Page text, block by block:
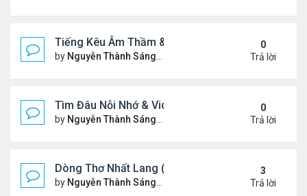
Tiếng Kêu Âm Thầm & Video YouTube Ngâm Nga
by Nguyễn Thành Sáng Thứ 4 Tháng 2 12, 2025 7:59
0
Trả lời
Tìm Đâu Nỗi Nhớ & Video YouTube Ngâm Nga Bài
by Nguyễn Thành Sáng Chủ nhật Tháng 2 09, 2025
0
Trả lời
Dòng Thơ Nhất Lang (Nguyễn Thành Sáng) - 1
by Nguyễn Thành Sáng Thứ 7 Tháng 2 01, 2025 10:34
3
Trả lời